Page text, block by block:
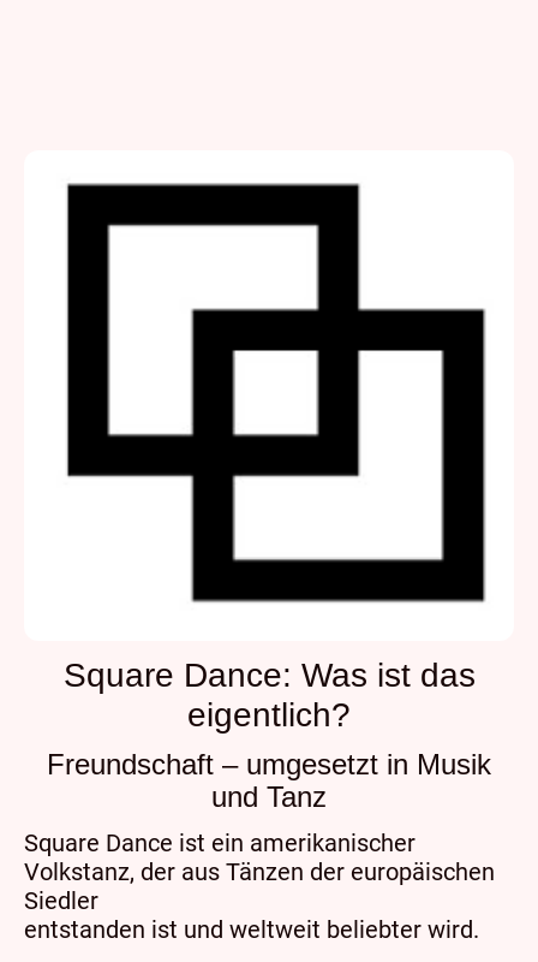
Square Dance: Was ist das
eigentlich?
Freundschaft – umgesetzt in Musik
und Tanz
Square Dance ist ein amerikanischer
Volkstanz, der aus Tänzen der europäischen
Siedler
entstanden ist und weltweit beliebter wird.